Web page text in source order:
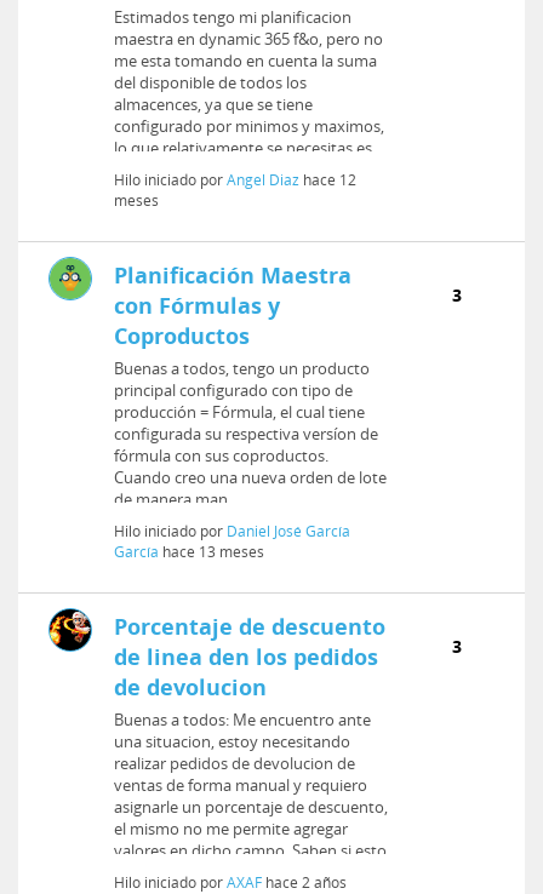
Estimados tengo mi planificacion
maestra en dynamic 365 f&o, pero no
me esta tomando en cuenta la suma
del disponible de todos los
almacences, ya que se tiene
configurado por minimos y maximos,
lo que relativamente se necesitas es
que si el en...
Hilo iniciado porAngel Diaz hace 12
meses
Planificación Maestra
con Fórmulas y
Coproductos
Buenas a todos, tengo un producto
principal configurado con tipo de
producción = Fórmula, el cual tiene
configurada su respectiva versíon de
fórmula con sus coproductos.
Cuando creo una nueva orden de lote
de manera man...
Hilo iniciado por Daniel José García
García hace 13 meses
3
Porcentaje de descuento
de linea den los pedidos
de devolucion
Buenas a todos: Me encuentro ante
una situacion, estoy necesitando
realizar pedidos de devolucion de
ventas de forma manual y requiero
asignarle un porcentaje de descuento,
el mismo no me permite agregar
valores en dicho campo. Saben si esto
requi...
Hilo iniciado porAXAF hace 2 años
3